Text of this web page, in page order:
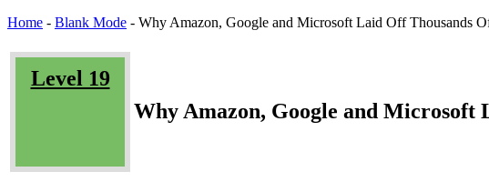
Home - Blank Mode - Why Amazon, Google and Microsoft Laid Off Thousands
Level 19
Why Amazon, Google and Microsoft